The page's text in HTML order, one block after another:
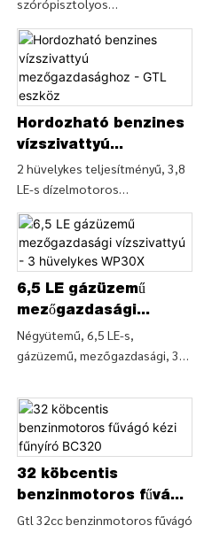
GTL TOOLS LIMITED
védelemmel - GTL
szórópisztolyos
olajszint elleni védelemmel
(CS180G), Részletek és ára a
víztisztító tisztítógépről a
magasnyomású
szórópisztolygép
magasnyomású mosógép
alacsony olajszint elleni
védelemmel (CS180G) - KÍNA
Hordozható benzines
vízszivattyú
mezőgazdasághoz -
GTL eszköz
2 hüvelykes teljesítményű, 3,8
LE-s dízelmotoros
nagynyomású vízszivattyú
mezőgazdasági öntözéshez
(WP50D), részletek és ár a dízel
vízszivattyú vízszivattyúval
kapcsolatban 2 hüvelykes
teljesítménytől 3,8 LE
dízelmotoros nagynyomású
vízszivattyú mezőgazdasági
6,5 LE gázüzemű
mezőgazdasági
vízszivattyú - 3
hüvelykes WP30X
Négyütemű, 6,5 LE-s,
gázüzemű, mezőgazdasági, 3
vízszivattyú (WP30X), részletek
és árak az elektromos
kéziszerszámokról Kerti
szerszámok négyütemű 6,5 LE-
s, gázüzemű, 3 hüvelykes
mezőgazdasági benzines
vízszivattyú (WP30X) – KÍNA
32 köbcentis
benzinmotoros fűvágó
kézi fűnyíró BC320
Gtl 32cc benzinmotoros fűvágó